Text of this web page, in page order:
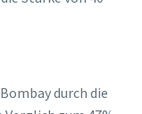
durch die